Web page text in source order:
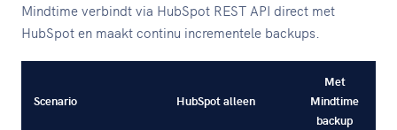
Mindtime verbindt via HubSpot REST API direct met
HubSpot en maakt continu incrementele backups.
Scenario HubSpot alleen
Met
Mindtime
backup